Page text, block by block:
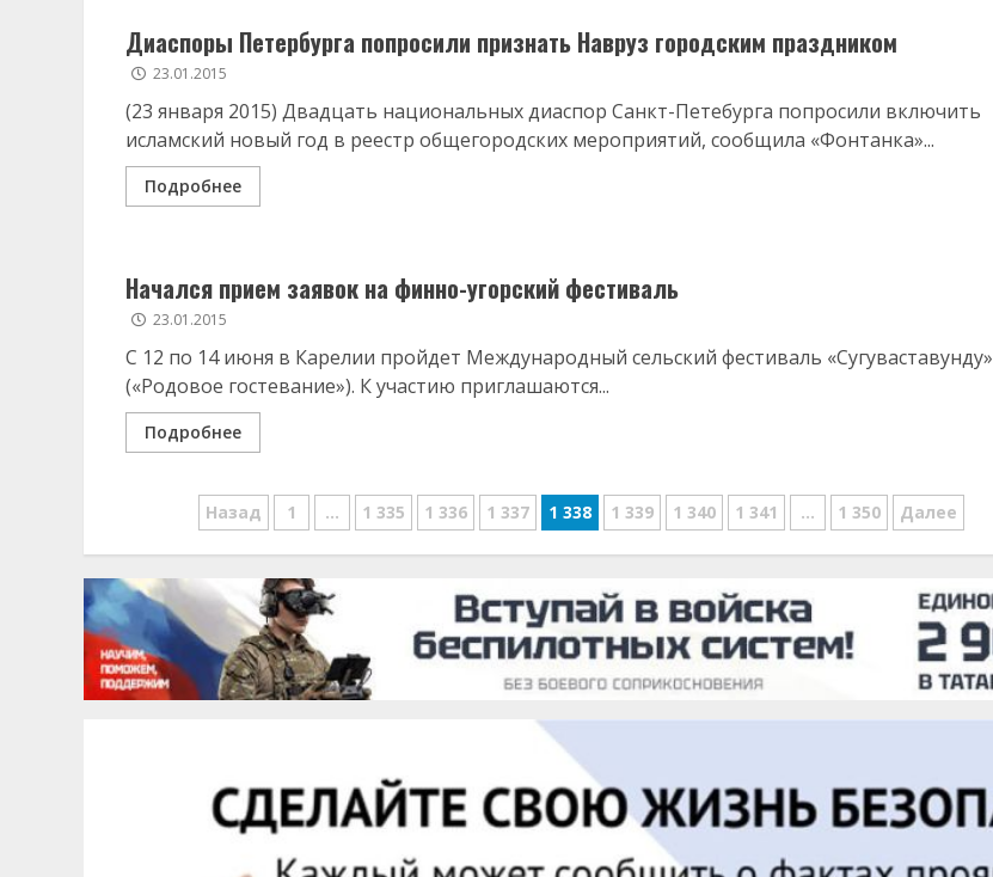
Диаспоры Петербурга попросили признать Навруз городским праздником
23.01.2015
(23 января 2015) Двадцать национальных диаспор Санкт-Петебурга попросили включить
исламский новый год в реестр общегородских мероприятий, сообщила «Фонтанка»...
Подробнее
Начался прием заявок на финно-угорский фестиваль
23.01.2015
С 12 по 14 июня в Карелии пройдет Международный сельский фестиваль «Сугуваставунду»
(«Родовое гостевание»). К участию приглашаются...
Подробнее
Навигация
по
записям
Назад 1 … 1 335 1 336 1 337 1 338 1 339 1 340 1 341 … 1 350 Далее